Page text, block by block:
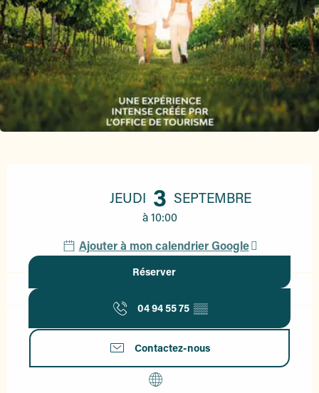
JEUDI 3 SEPTEMBRE
à 10:00
Ajouter à mon calendrier Google
Réserver
04 94 55 75 ▒▒
Contactez-nous